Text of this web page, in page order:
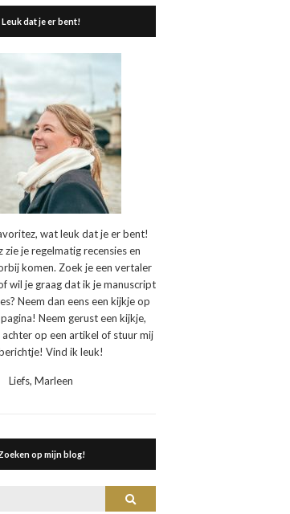
Leuk dat je er bent!
wat leuk dat je er bent!
zie je regelmatig recensies en
komen. Zoek je een vertaler
wil je graag dat ik je manuscript
Neem dan eens een kijkje op
Neem gerust een kijkje,
op een artikel of stuur mij
Vind ik leuk!
Liefs, Marleen
op mijn blog!
Zoeken